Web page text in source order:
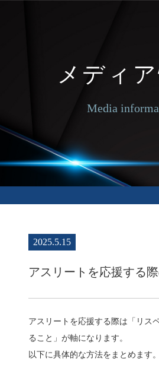
メディ
Media
2025.5.15
アスリートを応援する
アスリートを応援する際は「リス
ること」が軸になります。
以下に具体的な方法をまとめます。